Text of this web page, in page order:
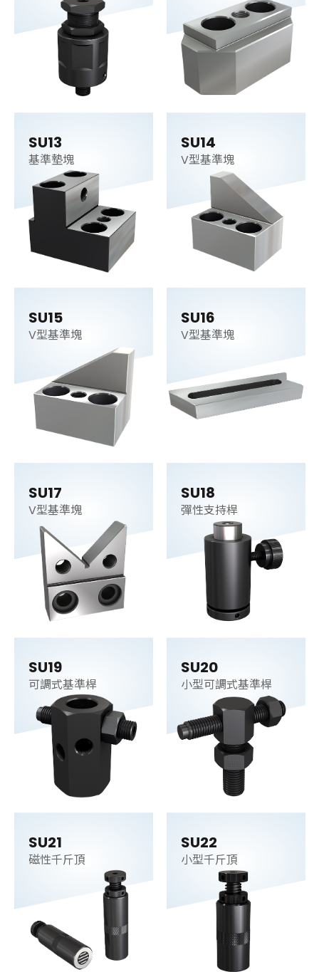
SU13
基準墊塊
SU14
V型基準塊
SU15
V型基準塊
SU16
V型基準塊
SU17
V型基準塊
SU18
彈性支持桿
SU19
可調式基準桿
SU20
小型可調式基準桿
SU21
磁性千斤頂
SU22
小型千斤頂